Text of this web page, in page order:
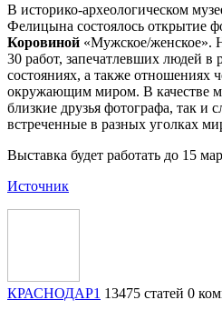
В историко-археологическом
Фелицына состоялось открытие
Коровиной «Мужское/женское».
30 работ, запечатлевших людей
состояниях, а также отношениях
окружающим миром. В качестве
близкие друзья фотографа, так и
встреченные в разных уголках
Выставка будет работать до 15
Источник
КРАСНОДАР1 13475 статей 0